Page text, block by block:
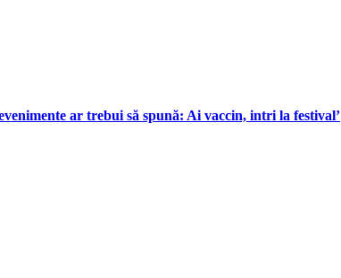
ar trebui să spună: Ai vaccin, intri la festival’